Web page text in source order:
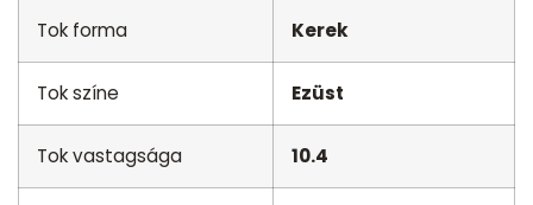
Tok forma Kerek
Tok színe Ezüst
Tok vastagsága 10.4